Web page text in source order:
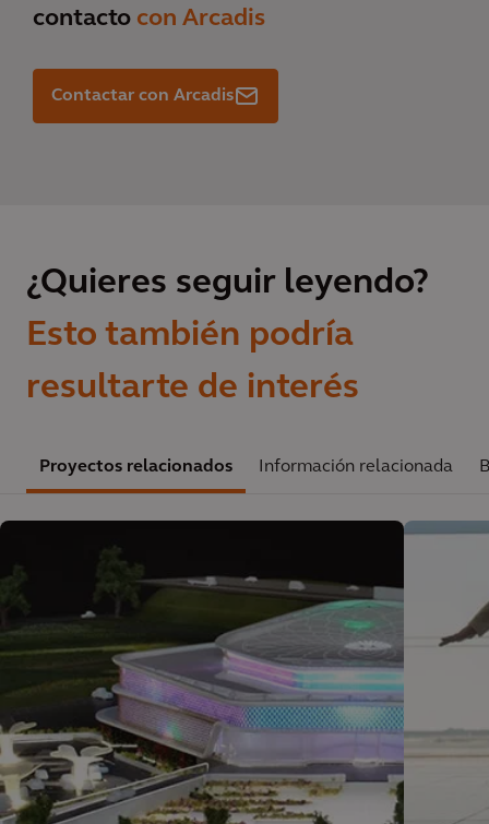
contacto con Arcadis
Contactar con Arcadis
¿Quieres seguir leyendo?
Esto también podría
resultarte de interés
Proyectos relacionados Información relacionada